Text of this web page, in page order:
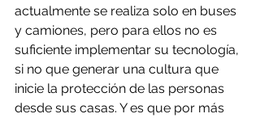
actualmente se realiza solo en buses
y camiones, pero para ellos no es
suficiente implementar su tecnología,
si no que generar una cultura que
inicie la protección de las personas
desde sus casas. Y es que por más